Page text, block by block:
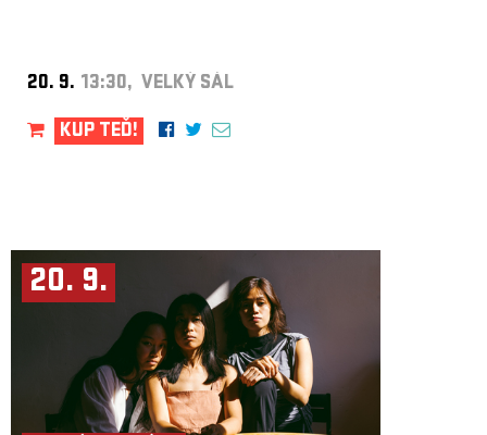
20. 9. 13:30, VELKÝ SÁL
KUP TEĎ!
20. 9.